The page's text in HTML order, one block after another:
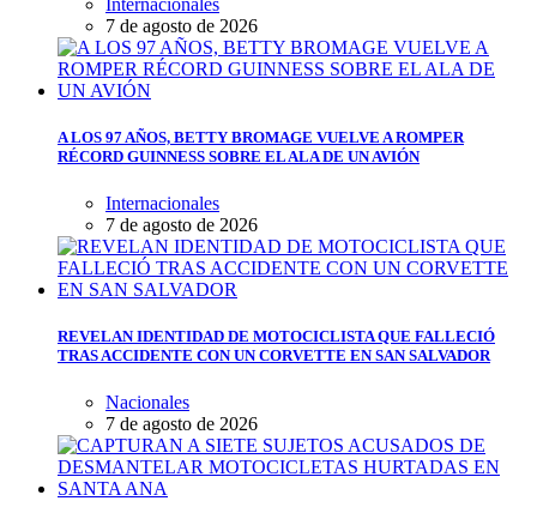
7 de agosto de 2026
A LOS 97 AÑOS, BETTY BROMAGE VUELVE A ROMPER
RÉCORD GUINNESS SOBRE EL ALA DE UN AVIÓN
Internacionales
7 de agosto de 2026
REVELAN IDENTIDAD DE MOTOCICLISTA QUE FALLECIÓ
TRAS ACCIDENTE CON UN CORVETTE EN SAN SALVADOR
Nacionales
7 de agosto de 2026